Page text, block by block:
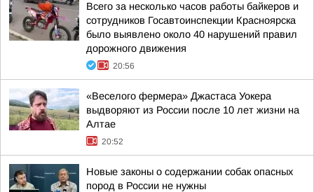
Всего за несколько часов работы байкеров и
сотрудников Госавтоинспекции Красноярска
было выявлено около 40 нарушений правил
дорожного движения
20:56
«Веселого фермера» Джастаса Уокера
выдворяют из России после 10 лет жизни на
Алтае
20:52
Новые законы о содержании собак опасных
пород в России не нужны